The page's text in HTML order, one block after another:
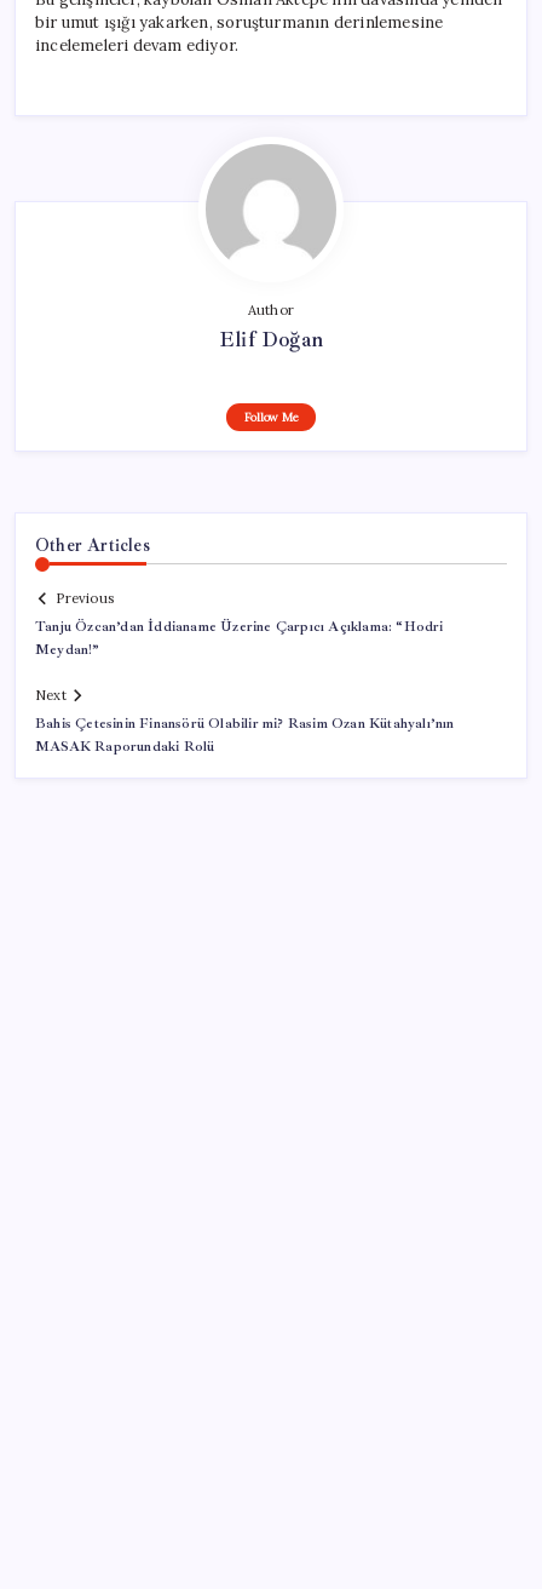
bir umut ışığı yakarken, soruşturmanın derinlemesine
incelemeleri devam ediyor.
Author
Elif Doğan
Follow Me
Other Articles
Previous
Tanju Özcan’dan İddianame Üzerine Çarpıcı Açıklama: “Hodri
Meydan!”
Next
Bahis Çetesinin Finansörü Olabilir mi? Rasim Ozan Kütahyalı’nın
MASAK Raporundaki Rolü